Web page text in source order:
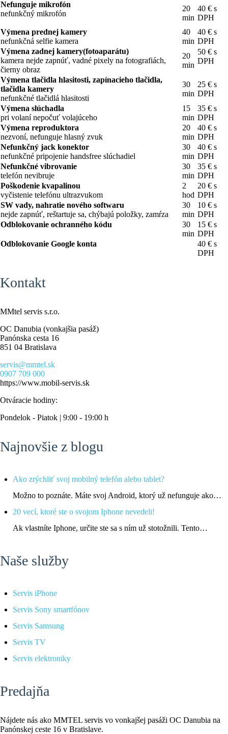
Nefunguje mikrofón
nefunkčný mikrofón
20
min
40 € s
DPH
Výmena prednej kamery
nefunkčná selfie kamera
40
min
40 € s
DPH
Výmena zadnej kamery(fotoaparátu)
kamera nejde zapnúť, vadné pixely na fotografiách,
čierny obraz
20
min
50 € s
DPH
Výmena tlačidla hlasitosti, zapínacieho tlačidla,
tlačidla kamery
nefunkčné tlačidlá hlasitosti
30
min
25 € s
DPH
Výmena slúchadla
pri volaní nepočuť volajúceho
15
min
35 € s
DPH
Výmena reproduktora
nezvoní, nefunguje hlasný zvuk
20
min
40 € s
DPH
Nefunkčný jack konektor
nefunkčné pripojenie handsfree slúchadiel
30
min
40 € s
DPH
Nefunkčné vibrovanie
telefón nevibruje
30
min
35 € s
DPH
Poškodenie kvapalinou
vyčistenie telefónu ultrazvukom
2
hod
20 € s
DPH
SW vady, nahratie nového softwaru
nejde zapnúť, reštartuje sa, chýbajú položky, zamŕza
30
min
10 € s
DPH
Odblokovanie ochranného kódu
30
min
15 € s
DPH
Odblokovanie Google konta
40 € s
DPH
Kontakt
MMtel servis s.r.o.
OC Danubia (vonkajšia pasáž)
Panónska cesta 16
851 04 Bratislava
servis@mmtel.sk
0907 709 000
https://www.mobil-servis.sk
Otváracie hodiny:
Pondelok - Piatok | 9:00 - 19:00 h
Najnovšie z blogu
Ako zrýchliť svoj mobilný telefón alebo tablet?
Možno to poznáte. Máte svoj Android, ktorý už nefunguje ako…
20 vecí, ktoré ste o svojom Iphone nevedeli!
Ak vlastníte Iphone, určite ste sa s ním už stotožnili. Tento…
Naše služby
Servis iPhone
Servis Sony smartfónov
Servis Samsung
Servis TV
Servis elektroniky
Predajňa
Nájdete nás ako MMTEL servis vo vonkajšej pasáži OC Danubia na
Panónskej ceste 16 v Bratislave.